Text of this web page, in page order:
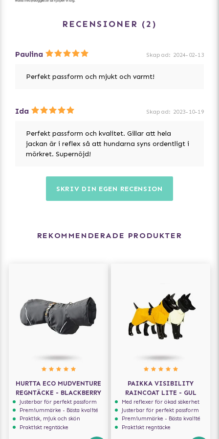
är lätt justerbar för en perfekt passform och det
- Justerbar rygglängd
- Justerbart, flexibelt midjeband
väder
RECENSIONER 2
Paulina Skapad: 2024-02-13
Perfekt passform och mjukt och varmt!
Ida Skapad: 2023-10-19
Perfekt passform och kvalitet. Gillar att hela
jackan är i reflex så att hundarna syns ordentligt i
mörkret. Supernöjd!
SKRIV DIN EGEN RECENSION
REKOMMENDERADE PRODUKTER
HURTTA ECO MUDVENTURE
REGNTÄCKE - BLACKBERRY
Justerbar för perfekt passform
Premiummärke - Bästa kvalité
Praktisk, mjuk och skön
Praktiskt regntäcke
PAIKKA VISIBILITY
RAINCOAT LITE - GUL
Med reflexer för ökad säkerhet
Justerbar för perfekt passform
Premiummärke - Bästa kvalité
Praktiskt regntäcke